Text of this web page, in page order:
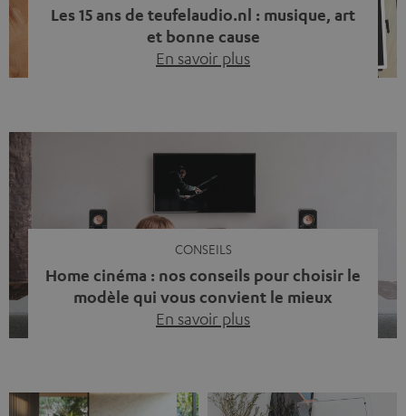
Les 15 ans de teufelaudio.nl : musique, art
et bonne cause
En savoir plus
quelque chose qui reflète ce que représente Teufel :
célébrer le pouvoir du son et redonner quelque chose à
la société. La musique fait bien plus que simplement
sonner bien. […]
CONSEILS
Home cinéma : nos conseils pour choisir le
modèle qui vous convient le mieux
En savoir plus
dialogue est couvert par un bruit de fond… et adieu